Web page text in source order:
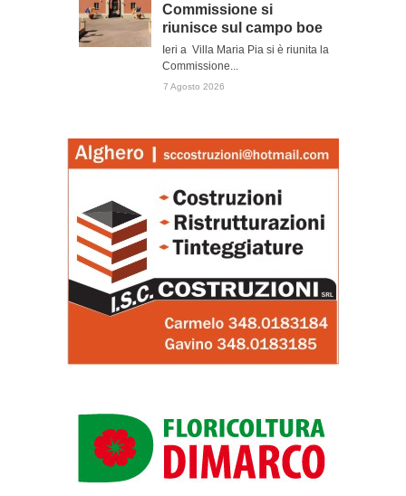
Commissione si
riunisce sul campo boe
Ieri a Villa Maria Pia si è riunita la
Commissione...
7 Agosto 2026